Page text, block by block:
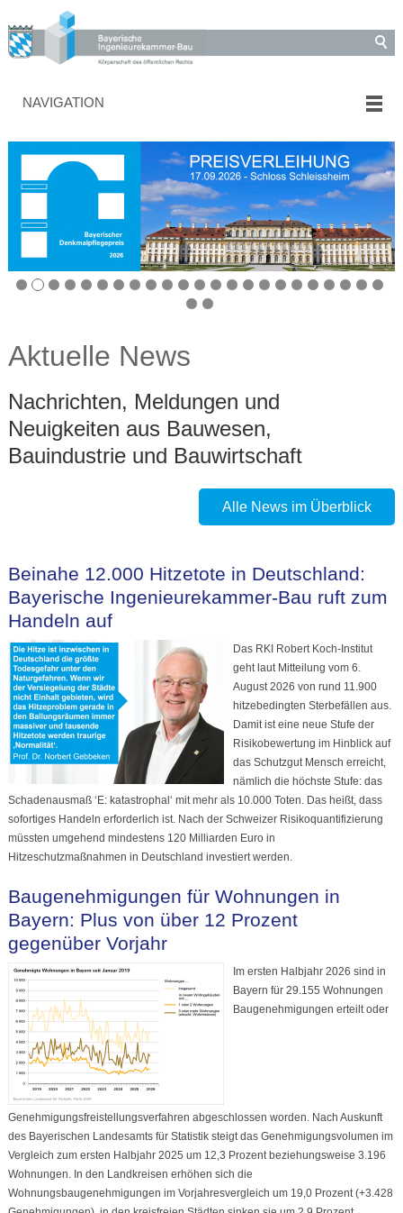
NAVIGATION
Aktuelle News
Nachrichten, Meldungen und
Neuigkeiten aus Bauwesen,
Bauindustrie und Bauwirtschaft
Alle News im Überblick
Beinahe 12.000 Hitzetote in Deutschland:
Bayerische Ingenieurekammer-Bau ruft zum
Handeln auf
Das RKI Robert Koch-Institut
geht laut Mitteilung vom 6.
August 2026 von rund 11.900
hitzebedingten Sterbefällen aus.
Damit ist eine neue Stufe der
Risikobewertung im Hinblick auf
das Schutzgut Mensch erreicht,
nämlich die höchste Stufe: das
Schadenausmaß ‘E: katastrophal‘ mit mehr als 10.000 Toten. Das heißt, dass
sofortiges Handeln erforderlich ist. Nach der Schweizer Risikoquantifizierung
müssten umgehend mindestens 120 Milliarden Euro in
Hitzeschutzmaßnahmen in Deutschland investiert werden.
Baugenehmigungen für Wohnungen in
Bayern: Plus von über 12 Prozent
gegenüber Vorjahr
Im ersten Halbjahr 2026 sind in
Bayern für 29.155 Wohnungen
Baugenehmigungen erteilt oder
Genehmigungsfreistellungsverfahren abgeschlossen worden. Nach Auskunft
des Bayerischen Landesamts für Statistik steigt das Genehmigungsvolumen im
Vergleich zum ersten Halbjahr 2025 um 12,3 Prozent beziehungsweise 3.196
Wohnungen. In den Landkreisen erhöhen sich die
Wohnungsbaugenehmigungen im Vorjahresvergleich um 19,0 Prozent (+3.428